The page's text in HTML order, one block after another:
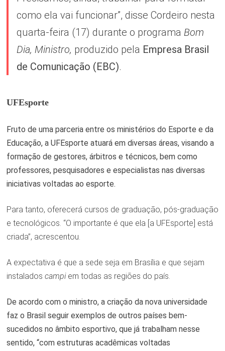
como ela vai funcionar”, disse Cordeiro nesta
quarta-feira (17) durante o programa Bom
Dia, Ministro, produzido pela Empresa Brasil
de Comunicação (EBC).
UFEsporte
Fruto de uma parceria entre os ministérios do Esporte e da
Educação, a UFEsporte atuará em diversas áreas, visando a
formação de gestores, árbitros e técnicos, bem como
professores, pesquisadores e especialistas nas diversas
iniciativas voltadas ao esporte.
Para tanto, oferecerá cursos de graduação, pós-graduação
e tecnológicos. “O importante é que ela [a UFEsporte] está
criada”, acrescentou.
A expectativa é que a sede seja em Brasília e que sejam
instalados campiem todas as regiões do país.
De acordo com o ministro, a criação da nova universidade
faz o Brasil seguir exemplos de outros países bem-
sucedidos no âmbito esportivo, que já trabalham nesse
sentido, “com estruturas acadêmicas voltadas